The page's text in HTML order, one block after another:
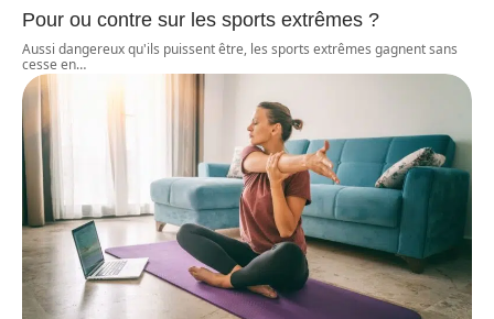
Pour ou contre sur les sports extrêmes ?
Aussi dangereux qu'ils puissent être, les sports extrêmes gagnent sans
cesse en…